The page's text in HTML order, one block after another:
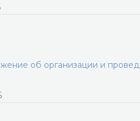
об организации и